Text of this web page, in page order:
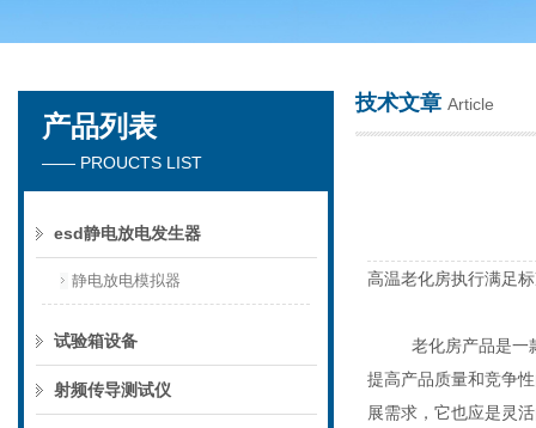
深圳市楚英豪科技有限公司
产品列表
—— PROUCTS LIST
esd静电放电发生器
静电放电模拟器
试验箱设备
射频传导测试仪
技术文章 Article
高温老化房执行满足
老化房产品是一
提高产品质量和竞争
展需求，它也应是灵